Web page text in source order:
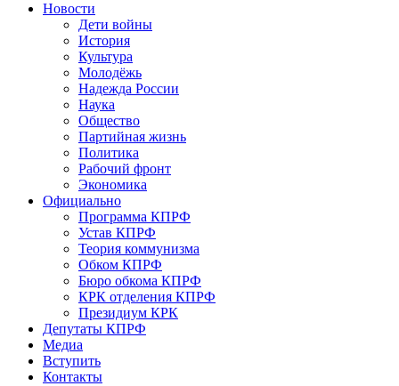
Новости
Дети войны
История
Культура
Молодёжь
Надежда России
Наука
Общество
Партийная жизнь
Политика
Рабочий фронт
Экономика
Официально
Программа КПРФ
Устав КПРФ
Теория коммунизма
Обком КПРФ
Бюро обкома КПРФ
КРК отделения КПРФ
Президиум КРК
Депутаты КПРФ
Медиа
Вступить
Контакты